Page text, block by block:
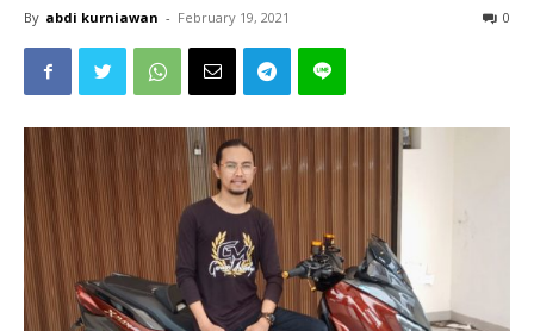
By abdi kurniawan - February 19, 2021 0